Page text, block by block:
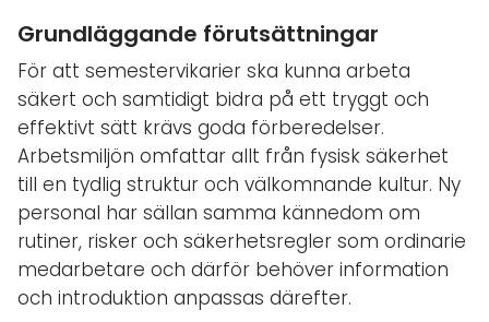
Grundläggande förutsättningar
För att semestervikarier ska kunna arbeta
säkert och samtidigt bidra på ett tryggt och
effektivt sätt krävs goda förberedelser.
Arbetsmiljön omfattar allt från fysisk säkerhet
till en tydlig struktur och välkomnande kultur. Ny
personal har sällan samma kännedom om
rutiner, risker och säkerhetsregler som ordinarie
medarbetare och därför behöver information
och introduktion anpassas därefter.